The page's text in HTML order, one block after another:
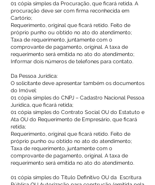
01 cópia simples da Procuração, que ficará retida. A
procuração deve ser com firma reconhecida em
Cartório;
Requerimento, original que ficará retido. Feito de
próprio punho ou obtido no ato do atendimento;
Taxa de requerimento, juntamente com o
comprovante de pagamento, original. A taxa de
requerimento será emitida no ato do atendimento;
Informar dois números de telefones para contato.
Da Pessoa Jurídica:
O solicitante deve apresentar também os documentos
do Imóvel:
01 cópia simples do CNPJ – Cadastro Nacional Pessoa
Jurídica, que ficará retida;
01 cópia simples do Contrato Social OU do Estatuto e
Ata OU do Requerimento de Empresário, que ficará
retida;
Requerimento, original que ficará retido. Feito de
próprio punho ou obtido no ato do atendimento;
Taxa de requerimento, juntamente com o
comprovante de pagamento, original. A taxa de
requerimento será emitida no ato do atendimento.
01 cópia simples do Título Definitivo OU da Escritura